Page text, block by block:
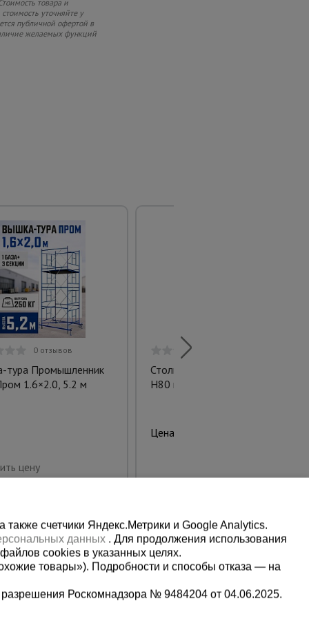
товара и
уточняйте у
публичной офертой в
желаемых функций
0 отзывов
тура Промышленник
1.6×2.0, 5.2 м
цену
Столик малярный складной
H80 профи
Цена:
счетчики Яндекс.Метрики и Google Analytics.
данных . Для продолжения использования
cookies в указанных целях.
товары»). Подробности и способы отказа — на
Роскомнадзора № 9484204 от 04.06.2025.